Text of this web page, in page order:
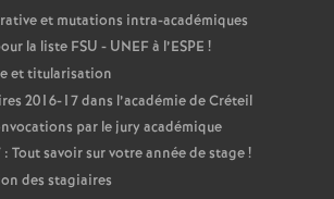
et mutations intra-académiques
la liste FSU - UNEFà l’ESPE !
et titularisation
2016-17 dans l’académie de Créteil
par le jury académique
Tout savoir sur votre année de stage!
des stagiaires